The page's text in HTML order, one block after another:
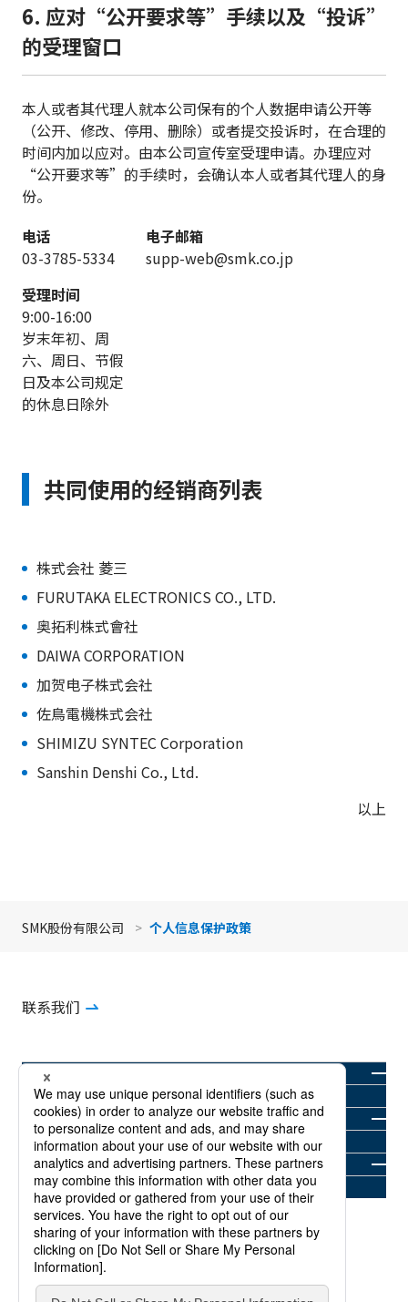
6. 应对“公开要求等”手续以及“投诉”
的受理窗口
本人或者其代理人就本公司保有的个人数据申请公开等
（公开、修改、停用、删除）或者提交投诉时，在合理的
时间内加以应对。由本公司宣传室受理申请。办理应对
“公开要求等”的手续时，会确认本人或者其代理人的身
份。
电话
03-3785-5334
电子邮箱
supp-web@smk.co.jp
受理时间
9:00-16:00
岁末年初、周
六、周日、节假
日及本公司规定
的休息日除外
共同使用的经销商列表
株式会社 菱三
FURUTAKA ELECTRONICS CO., LTD.
奥拓利株式會社
DAIWA CORPORATION
加贺电子株式会社
佐鳥電機株式会社
SHIMIZU SYNTEC Corporation
Sanshin Denshi Co., Ltd.
以上
SMK股份有限公司 个人信息保护政策
联系我们
公司信息
产品信息
新闻室
投资者信息（英語）
可持续发展
招聘信息
关于商标个人信息保护政策服务条款网站地图